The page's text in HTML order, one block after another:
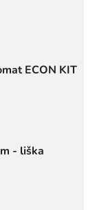
ECON KIT
- liška